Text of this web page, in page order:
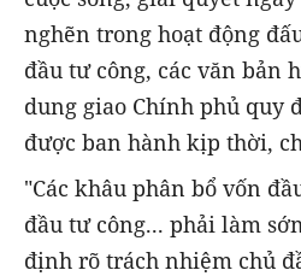
nghẽn trong hoạt động
đầu tư công, các văn bản
dung giao Chính phủ quy
được ban hành kịp thời,
"Các khâu phân bổ vốn
đầu tư công... phải làm
định rõ trách nhiệm chủ